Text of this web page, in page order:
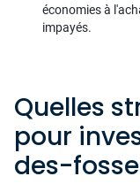
économies à
impayés.
Quelles
pour
des-